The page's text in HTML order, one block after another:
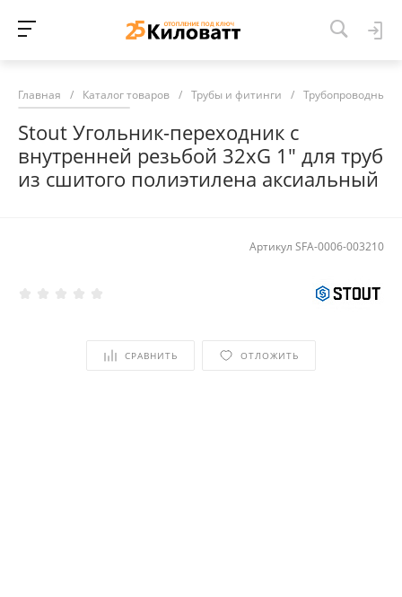
Главная / Каталог товаров / Трубы и фитинги / Трубопроводные
Stout Угольник-переходник с
внутренней резьбой 32xG 1" для труб
из сшитого полиэтилена аксиальный
Артикул SFA-0006-003210
СРАВНИТЬ ОТЛОЖИТЬ